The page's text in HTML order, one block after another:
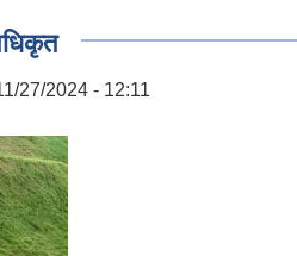
27/2024 - 12:11